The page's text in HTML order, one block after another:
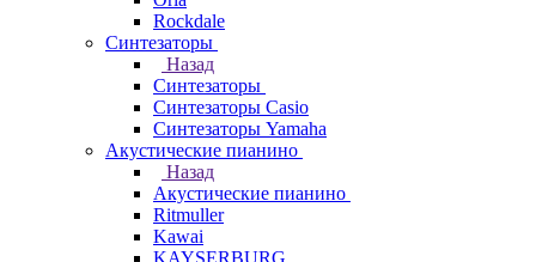
Rockdale
Синтезаторы
Назад
Синтезаторы
Синтезаторы Casio
Синтезаторы Yamaha
Акустические пианино
Назад
Акустические пианино
Ritmuller
Kawai
KAYSERBURG